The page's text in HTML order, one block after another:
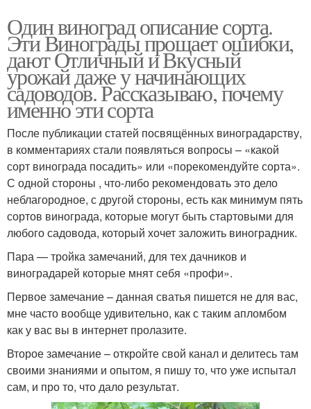
Один виноград описание сорта.
Эти Винограды прощает ошибки,
дают Отличный и Вкусный
урожай даже у начинающих
садоводов. Рассказываю, почему
именно эти сорта
После публикации статей посвящённых виноградарству,
в комментариях стали появляться вопросы – «какой
сорт винограда посадить» или «порекомендуйте сорта».
С одной стороны , что-либо рекомендовать это дело
неблагородное, с другой стороны, есть как минимум пять
сортов винограда, которые могут быть стартовыми для
любого садовода, который хочет заложить виноградник.
Пара — тройка замечаний, для тех дачников и
виноградарей которые мнят себя «профи».
Первое замечание – данная сватья пишется не для вас,
мне часто вообще удивительно, как с таким апломбом
как у вас вы в интернет пролазите.
Второе замечание – откройте свой канал и делитесь там
своими знаниями и опытом, я пишу то, что уже испытал
сам, и про то, что дало результат.